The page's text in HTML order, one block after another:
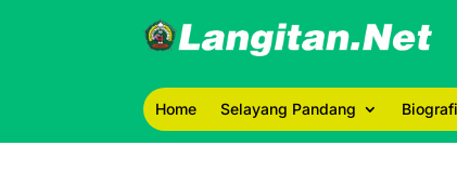
Home Selayang Pandang